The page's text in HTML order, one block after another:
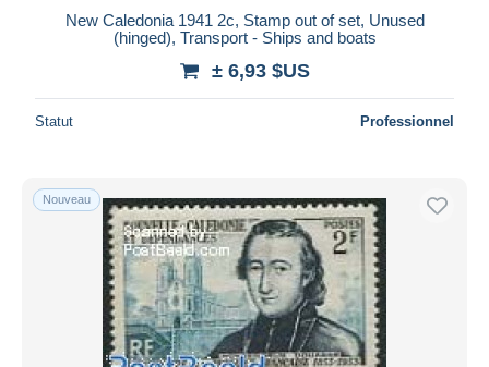
New Caledonia 1941 2c, Stamp out of set, Unused
(hinged), Transport - Ships and boats
± 6,93 $US
Statut Professionnel
Nouveau